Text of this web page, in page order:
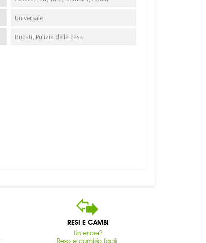
Universale
Bucati, Pulizia della casa
RESI E CAMBI
Un errore?
Reso e cambio facili.